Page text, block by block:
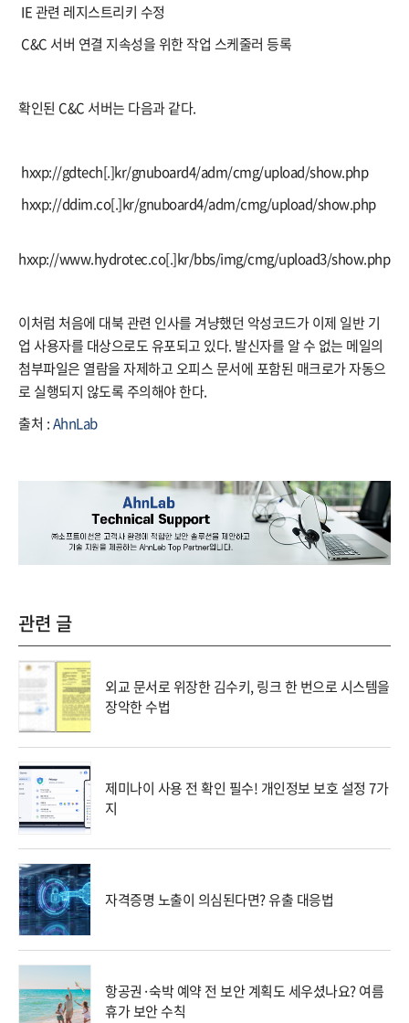
 IE 관련 레지스트리키 수정
 C&C 서버 연결 지속성을 위한 작업 스케줄러 등록
확인된 C&C 서버는 다음과 같다.
 hxxp://gdtech[.]kr/gnuboard4/adm/cmg/upload/show.php
 hxxp://ddim.co[.]kr/gnuboard4/adm/cmg/upload/show.php
hxxp://www.hydrotec.co[.]kr/bbs/img/cmg/upload3/show.php
이처럼 처음에 대북 관련 인사를 겨냥했던 악성코드가 이제 일반 기
업 사용자를 대상으로도 유포되고 있다. 발신자를 알 수 없는 메일의
첨부파일은 열람을 자제하고 오피스 문서에 포함된 매크로가 자동으
로 실행되지 않도록 주의해야 한다.
출처 :AhnLab
관련 글
외교 문서로 위장한 김수키, 링크 한 번으로 시스템을
장악한 수법
제미나이 사용 전 확인 필수! 개인정보 보호 설정 7가
지
자격증명 노출이 의심된다면? 유출 대응법
항공권·숙박 예약 전 보안 계획도 세우셨나요? 여름
휴가 보안 수칙